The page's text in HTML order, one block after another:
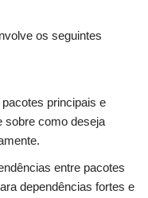
os seguintes
principais e
sobre como deseja
entre pacotes
dependências fortes e